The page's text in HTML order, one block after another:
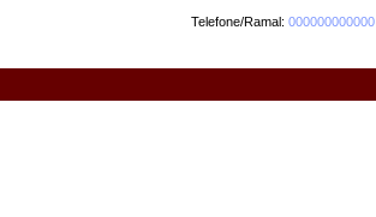
Telefone/Ramal: 000000000000